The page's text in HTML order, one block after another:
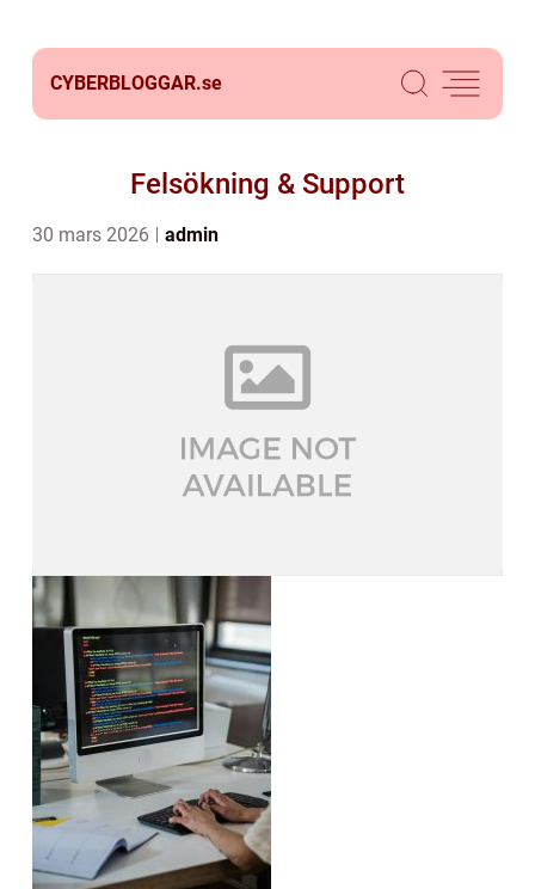
CYBERBLOGGAR.se
Felsökning & Support
30 mars 2026 admin